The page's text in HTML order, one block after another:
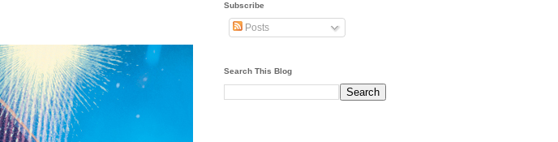
Subscribe
Posts
Search This Blog